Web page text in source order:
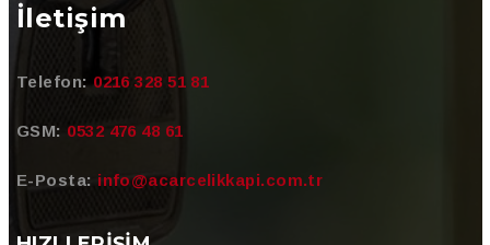
İletişim
Telefon: 0216 328 51 81
GSM: 0532 476 48 61
E-Posta: info@acarcelikkapi.com.tr